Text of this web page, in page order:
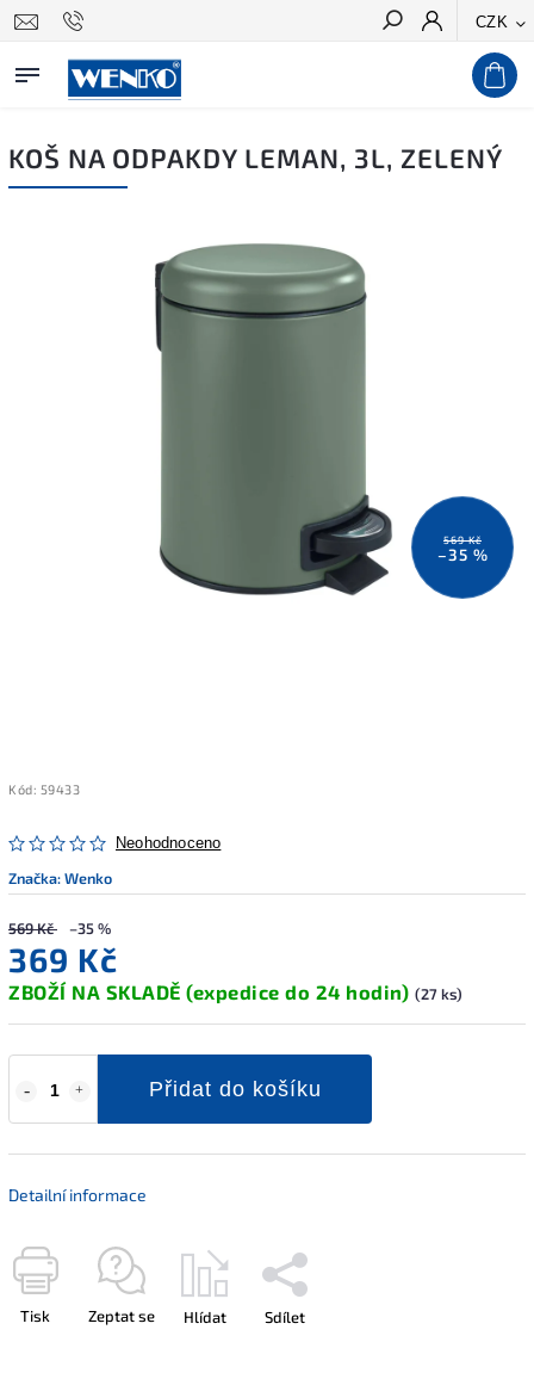
CZK
Hledat
KOŠ NA ODPAKDY LEMAN, 3L, ZELENÝ
569 Kč
–35 %
Kód: 59433
Neohodnoceno
Značka:Wenko
569 Kč –35 %
369 Kč
ZBOŽÍ NA SKLADĚ (expedice do 24 hodin) (27 ks)
Přidat do košíku
Detailní informace
Tisk Zeptat se Hlídat Sdílet